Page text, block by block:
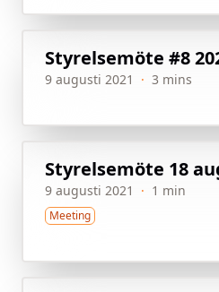
Styrelsemöte #8
9 augusti 2021 · 3 mins
Styrelsemöte 18
9 augusti 2021 · 1 min
Meeting